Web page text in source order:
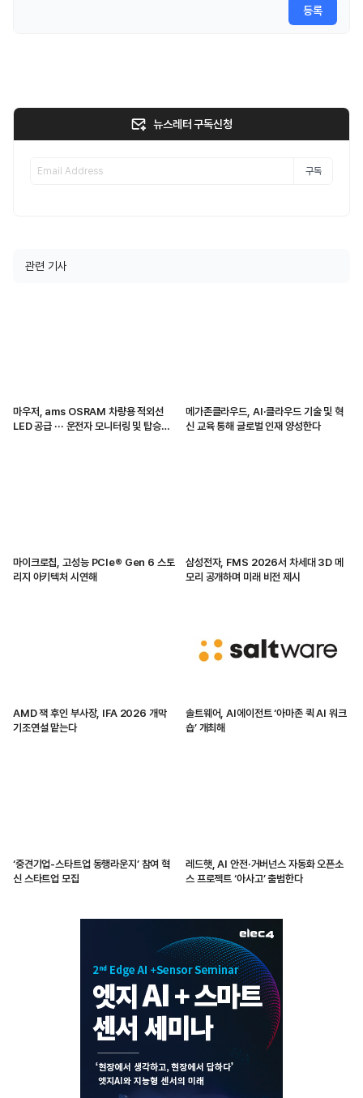
등록
뉴스레터 구독신청
구독
관련 기사
마우저, ams OSRAM 차량용 적외선
LED 공급 ··· 운전자 모니터링 및 탑승자
메가존클라우드, AI·클라우드 기술 및 혁
신 교육 통해 글로벌 인재 양성한다
마이크로칩, 고성능 PCIe® Gen 6 스토
리지 아키텍처 시연해
삼성전자, FMS 2026서 차세대 3D 메
모리 공개하며 미래 비전 제시
AMD 잭 후인 부사장, IFA 2026 개막
기조연설 맡는다
솔트웨어, AI에이전트 ‘아마존 퀵 AI 워크
숍’ 개최해
‘중견기업-스타트업 동행라운지’ 참여 혁
신 스타트업 모집
레드햇, AI 안전·거버넌스 자동화 오픈소
스 프로젝트 ‘아사고’ 출범한다